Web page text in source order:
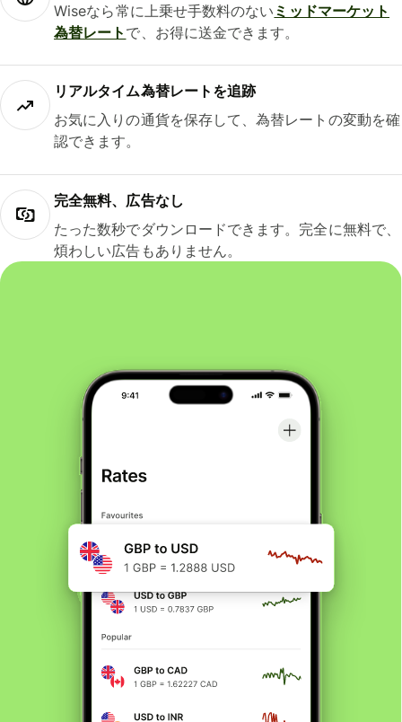
Wiseなら常に上乗せ手数料のない ミッドマーケット
為替レート で、お得に送金できます。
リアルタイム為替レートを追跡
お気に入りの通貨を保存して、為替レートの変動を確
認できます。
完全無料、広告なし
たった数秒でダウンロードできます。完全に無料で、
煩わしい広告もありません。